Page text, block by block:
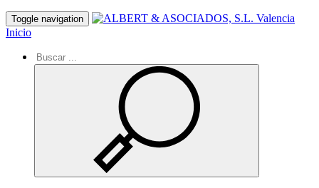
Toggle navigation
Inicio